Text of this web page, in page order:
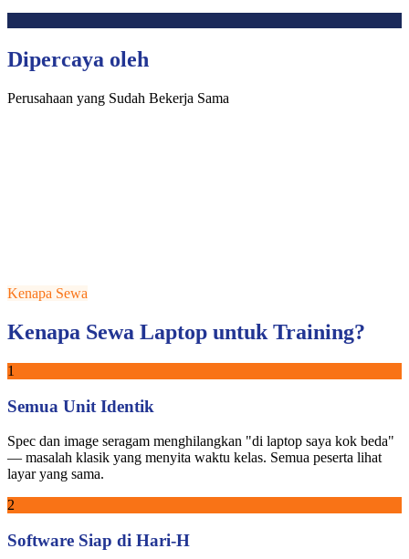
Dipercaya oleh
Perusahaan yang Sudah Bekerja Sama
Kenapa Sewa
Kenapa Sewa Laptop untuk Training?
1
Semua Unit Identik
Spec dan image seragam menghilangkan "di laptop saya kok beda"
— masalah klasik yang menyita waktu kelas. Semua peserta lihat
layar yang sama.
2
Software Siap di Hari-H